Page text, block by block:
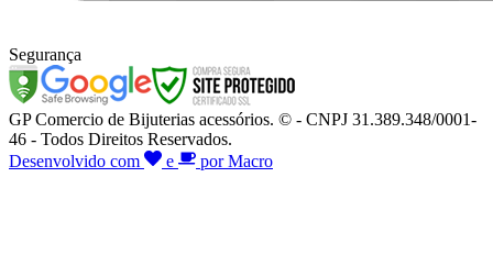
Segurança
GP Comercio de Bijuterias acessórios. © - CNPJ 31.389.348/0001-
46 - Todos Direitos Reservados.
Desenvolvido com
e por Macro